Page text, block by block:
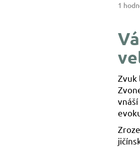
5,0
5
1
Zvuk
DÁREK NA MÍRU – VÁNOČNÍ SKLENĚNÁ
OZDOBA SE JMÉNEM – HVĚZDIČKY